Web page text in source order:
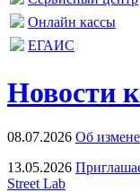
Онлайн кассы
ЕГАИС
Новости
08.07.2026 Об
13.05.2026
Street Lab